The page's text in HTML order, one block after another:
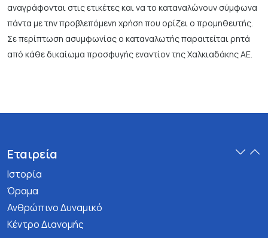
αναγράφονται στις ετικέτες και να το καταναλώνουν σύμφωνα
πάντα με την προβλεπόμενη χρήση που ορίζει ο προμηθευτής.
Σε περίπτωση ασυμφωνίας ο καταναλωτής παραιτείται ρητά
από κάθε δικαίωμα προσφυγής εναντίον της Χαλκιαδάκης ΑΕ.
Εταιρεία
Ιστορία
Όραμα
Ανθρώπινο Δυναμικό
Κέντρο Διανομής